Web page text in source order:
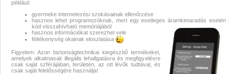
usb
például:
gyermeke internetezési szokásainak ellenőrzése
hasznos lehet programozóknak, mert egy esetleges áramkimaradás esetén
kód visszahívható memóriájából
hasznos információkat szerezhet vele
féltékenység okainak eloszlatása
Figyelem: Azon biztonságtechnikai kiegészítő termékeket,
amelyek alkalmasak illegális lehallgatásra és megfigyelésre
csak saját szférájában, területén, az ott lévők tudtával, és
csak saját felelősségére használja!